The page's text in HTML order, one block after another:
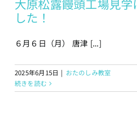
大原松露饅頭工場見学
した！
６月６日（月） 唐津 [...]
2025年6月15日 | おたのしみ教室
続きを読む